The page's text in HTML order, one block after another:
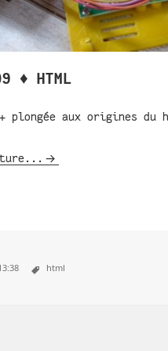
♦ HTML
plongée aux origines du
html